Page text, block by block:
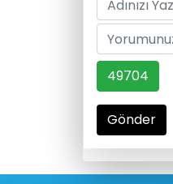
49704
Gönder